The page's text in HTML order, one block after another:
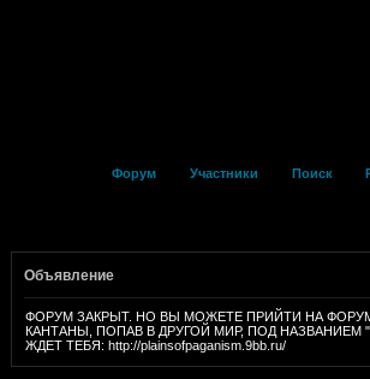
Форум Участники Поиск
Объявление
ФОРУМ ЗАКРЫТ. НО ВЫ МОЖЕТЕ ПРИЙТИ НА
КАНТАНЫ, ПОПАВ В ДРУГОЙ МИР, ПОД НАЗВАНИЕМ
ЖДЕТ ТЕБЯ: http://plainsofpaganism.9bb.ru/